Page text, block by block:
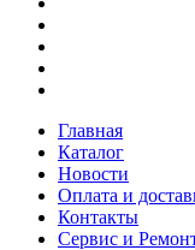
Главная
Каталог
Новости
Оплата и
Контакты
Сервис и